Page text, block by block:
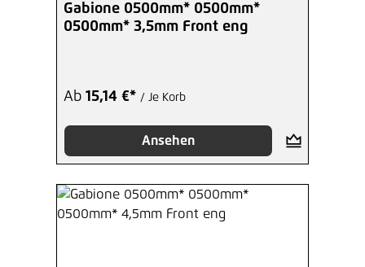
Gabione 0500mm* 0500mm*
0500mm* 3,5mm Front eng
Ab 15,14 €* / Je Korb
Ansehen